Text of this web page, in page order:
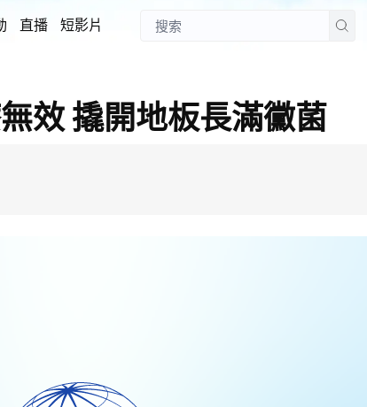
直播 短影片
效 撬開地板長滿黴菌